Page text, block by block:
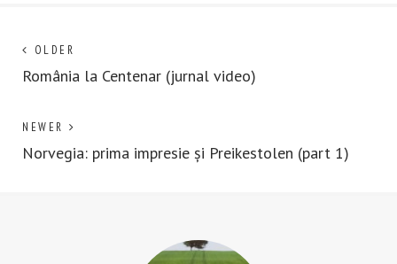
Post
navigation
OLDER
post:
România la Centenar (jurnal video)
NEWER
post:
Norvegia: prima impresie și Preikestolen (part 1)